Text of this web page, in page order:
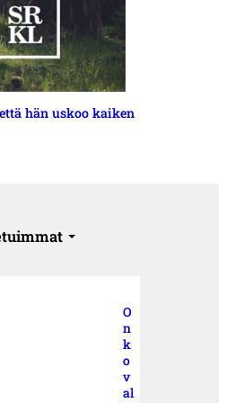
hän uskoo kaiken
O
n
k
o
v
al